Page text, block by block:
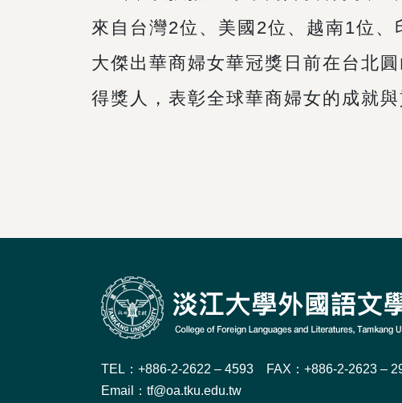
來自台灣2位、美國2位、越南1位
大傑出華商婦女華冠獎日前在台北
得獎人，表彰全球華商婦女的成就與
TEL：+886-2-2622 – 4593 FAX：+886-2-2623 –
Email：tf@oa.tku.edu.tw